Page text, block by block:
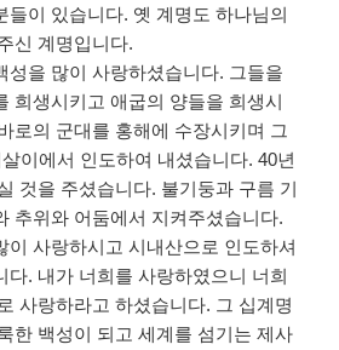
들이 있습니다. 옛 계명도 하나님의
신 계명입니다.
성을 많이 사랑하셨습니다. 그들을
희생시키고 애굽의 양들을 희생시
로의 군대를 홍해에 수장시키며 그
이에서 인도하여 내셨습니다. 40년
것을 주셨습니다. 불기둥과 구름 기
추위와 어둠에서 지켜주셨습니다.
이 사랑하시고 시내산으로 인도하셔
다. 내가 너희를 사랑하였으니 너희
사랑하라고 하셨습니다. 그 십계명
한 백성이 되고 세계를 섬기는 제사